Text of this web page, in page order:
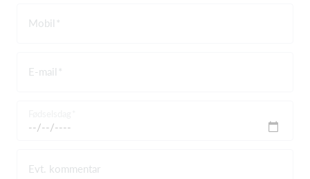
Mobil
E-mail
Evt. kommentar